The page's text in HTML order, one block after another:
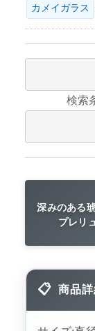
カメイガラス
検索
深みのある
プレリ
商品